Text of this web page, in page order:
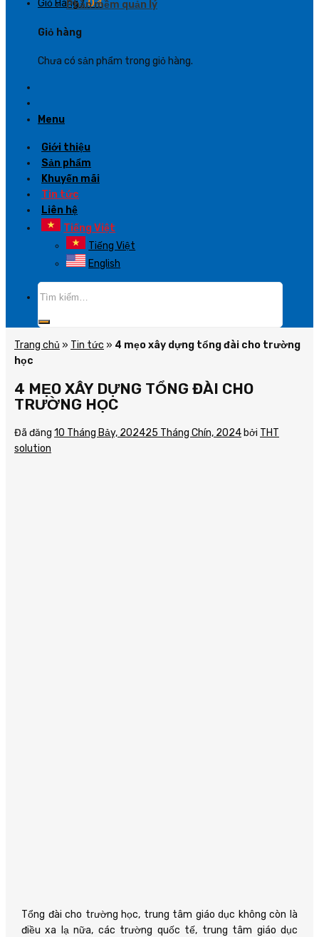
Giỏ Hàng /0₫
Giỏ hàng
Chưa có sản phẩm trong giỏ hàng.
Menu
Phần mềm quản lý
Giới thiệu
Sản phẩm
Khuyến mãi
Tin tức
Liên hệ
Tiếng Việt
Tiếng Việt
English
Trang chủ » Tin tức » 4 mẹo xây dựng tổng đài cho trường
học
4 MẸO XÂY DỰNG TỔNG ĐÀI CHO
TRƯỜNG HỌC
Đã đăng 10 Tháng Bảy, 202425 Tháng Chín, 2024 bởi THT
solution
Tổng đài cho trường học, trung tâm giáo dục không còn là
điều xa lạ nữa, các trường quốc tế, trung tâm giáo dục